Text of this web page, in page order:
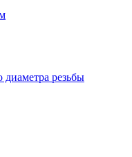
диаметра резьбы